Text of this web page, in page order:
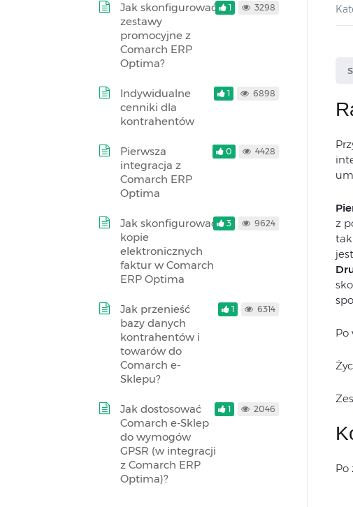
z
Po
Zes
Po
Jak skonfigurować
zestawy
promocyjne z
Comarch ERP
Optima?
1 3298
Indywidualne
cenniki dla
kontrahentów
1 6898
Pierwsza
integracja z
Comarch ERP
Optima
0 4428
Jak skonfigurować
kopie
elektronicznych
faktur w Comarch
ERP Optima
3 9624
Jak przenieść
bazy danych
kontrahentów i
towarów do
Comarch e-
Sklepu?
1 6314
Jak dostosować
Comarch e-Sklep
do wymogów
GPSR (w integracji
z Comarch ERP
Optima)?
1 2046